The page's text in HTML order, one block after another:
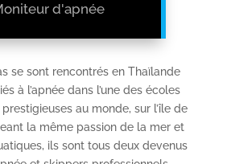
d'apnée
se sont rencontrés en Thaïlande
à l’apnée dans l’une des écoles
au monde, sur l’île de
la même passion de la mer et
ils sont tous deux devenus